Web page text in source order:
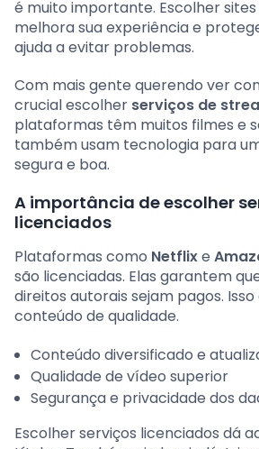
é muito importante. Escolher
melhora sua experiência e
ajuda a evitar problemas.
Com mais gente querendo ver
crucial escolher serviços de
plataformas têm muitos filmes e
também usam tecnologia para
segura e boa.
A importância de escolher
licenciados
Plataformas como Netflixe
são licenciadas. Elas garantem
direitos autorais sejam pagos.
conteúdo de qualidade.
Conteúdo diversificado e
Qualidade de vídeo superior
Segurança e privacidade dos
Escolher serviços licenciados dá